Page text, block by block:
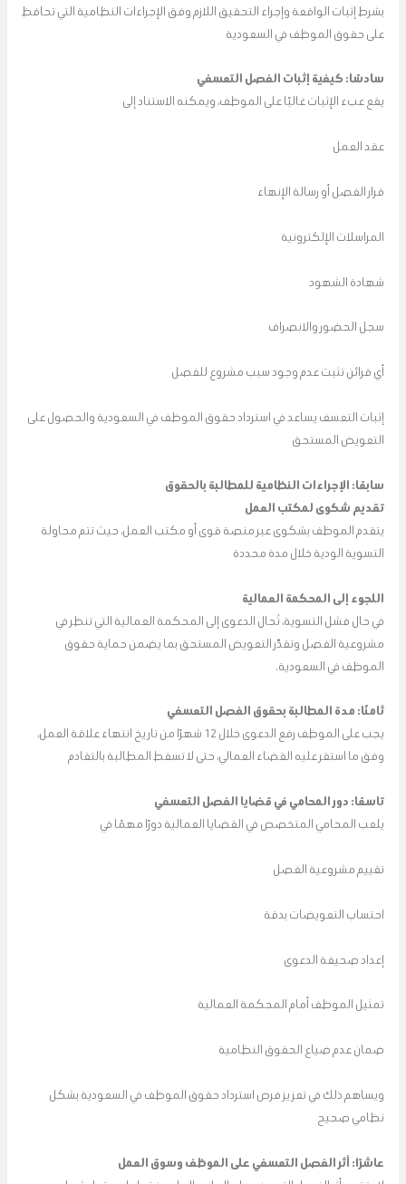
بشرط إثبات الواقعة وإجراء التحقيق اللازم وفق الإجراءات النظامية التي تحافظ
على حقوق الموظف في السعودية
سادسًا: كيفية إثبات الفصل التعسفي
يقع عبء الإثبات غالبًا على الموظف، ويمكنه الاستناد إلى
عقد العمل
قرار الفصل أو رسالة الإنهاء
المراسلات الإلكترونية
شهادة الشهود
سجل الحضور والانصراف
أي قرائن تثبت عدم وجود سبب مشروع للفصل
إثبات التعسف يساعد في استرداد حقوق الموظف في السعودية والحصول على
التعويض المستحق
سابعًا: الإجراءات النظامية للمطالبة بالحقوق
تقديم شكوى لمكتب العمل
يتقدم الموظف بشكوى عبر منصة قوى أو مكتب العمل، حيث تتم محاولة
التسوية الودية خلال مدة محددة
اللجوء إلى المحكمة العمالية
في حال فشل التسوية، تُحال الدعوى إلى المحكمة العمالية التي تنظر في
مشروعية الفصل وتقدّر التعويض المستحق بما يضمن حماية حقوق
الموظف في السعودية.
ثامنًا: مدة المطالبة بحقوق الفصل التعسفي
يجب على الموظف رفع الدعوى خلال 12 شهرًا من تاريخ انتهاء علاقة العمل،
وفق ما استقر عليه القضاء العمالي، حتى لا تسقط المطالبة بالتقادم
تاسعًا: دور المحامي في قضايا الفصل التعسفي
يلعب المحامي المتخصص في القضايا العمالية دورًا مهمًا في
تقييم مشروعية الفصل
احتساب التعويضات بدقة
إعداد صحيفة الدعوى
تمثيل الموظف أمام المحكمة العمالية
ضمان عدم ضياع الحقوق النظامية
ويساهم ذلك في تعزيز فرص استرداد حقوق الموظف في السعودية بشكل
نظامي صحيح
عاشرًا: أثر الفصل التعسفي على الموظف وسوق العمل